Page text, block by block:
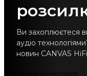
Ви захоплюєтеся
аудіо
новин CANVAS
Електронна пошта